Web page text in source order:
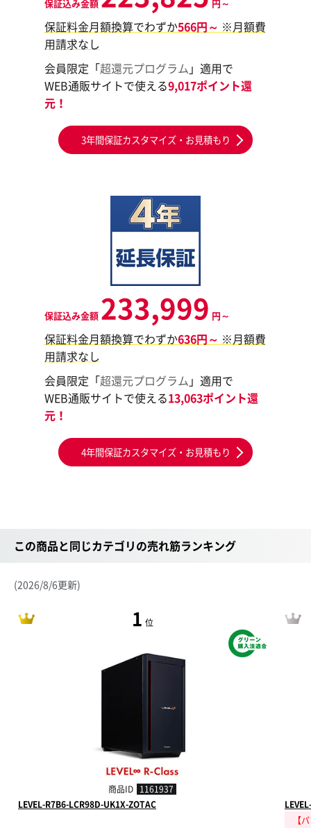
保証込み金額 円～
保証料金月額換算でわずか566円～ ※月額費
用請求なし
会員限定「超還元プログラム 」適用で
WEB通販サイトで使える9,017ポイント還
元！
3年間保証カスタマイズ・お見積もり
保証込み金額 233,999 円～
保証料金月額換算でわずか636円～ ※月額費
用請求なし
会員限定「超還元プログラム 」適用で
WEB通販サイトで使える13,063ポイント還
元！
4年間保証カスタマイズ・お見積もり
この商品と同じカテゴリの売れ筋ランキング
(2026/8/6更新)
1 位
商品ID 1161937
LEVEL-R7B6-LCR98D-UK1X-ZOTAC
【